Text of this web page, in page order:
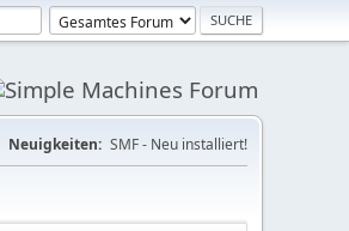
Neuigkeiten: SMF - Neu installiert!